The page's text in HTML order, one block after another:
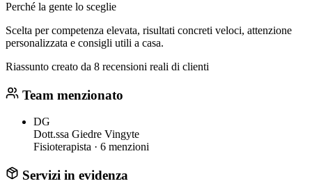
Perché la gente lo sceglie
Scelta per competenza elevata, risultati concreti veloci, attenzione
personalizzata e consigli utili a casa.
Riassunto creato da 8 recensioni reali di clienti
Team menzionato
DG
Dott.ssa Giedre Vingyte
Fisioterapista · 6 menzioni
Servizi in evidenza